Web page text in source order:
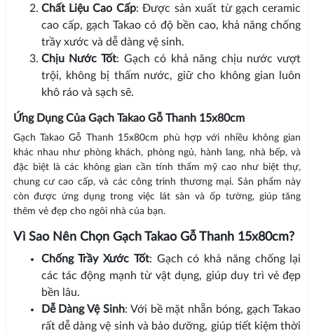
Chất Liệu Cao Cấp: Được sản xuất từ gạch ceramic
cao cấp, gạch Takao có độ bền cao, khả năng chống
trầy xước và dễ dàng vệ sinh.
Chịu Nước Tốt: Gạch có khả năng chịu nước vượt
trội, không bị thấm nước, giữ cho không gian luôn
khô ráo và sạch sẽ.
Ứng Dụng Của Gạch Takao Gỗ Thanh 15x80cm
Gạch Takao Gỗ Thanh 15x80cm phù hợp với nhiều không gian
khác nhau như phòng khách, phòng ngủ, hành lang, nhà bếp, và
đặc biệt là các không gian cần tính thẩm mỹ cao như biệt thự,
chung cư cao cấp, và các công trình thương mại. Sản phẩm này
còn được ứng dụng trong việc lát sàn và ốp tường, giúp tăng
thêm vẻ đẹp cho ngôi nhà của bạn.
Vì Sao Nên Chọn Gạch Takao Gỗ Thanh 15x80cm?
Chống Trầy Xước Tốt: Gạch có khả năng chống lại
các tác động mạnh từ vật dụng, giúp duy trì vẻ đẹp
bền lâu.
Dễ Dàng Vệ Sinh: Với bề mặt nhẵn bóng, gạch Takao
rất dễ dàng vệ sinh và bảo dưỡng, giúp tiết kiệm thời